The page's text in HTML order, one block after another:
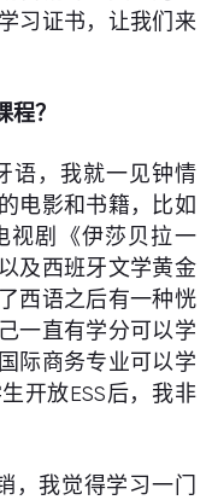
习证书，让我们来
程？
语，我就一见钟情
电影和书籍，比如
视剧《伊莎贝拉一
及西班牙文学黄金
西语之后有一种恍
一直有学分可以学
际商务专业可以学
开放ESS后，我非
，我觉得学习一门